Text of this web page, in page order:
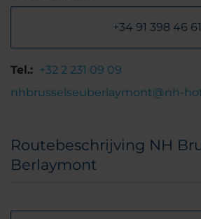
+34 91 398 46 61
Tel.: +32 2 231 09 09
nhbrusselseuberlaymont@nh-
Routebeschrijving NH
Berlaymont